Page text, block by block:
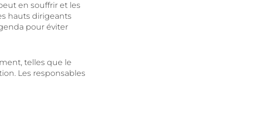
en souffrir et les
hauts dirigeants
pour éviter
telles que le
Les responsables